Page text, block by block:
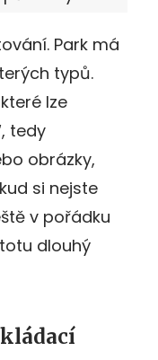
Park má
typů.
lze
tedy
obrázky,
si nejste
v pořádku
dlouhý